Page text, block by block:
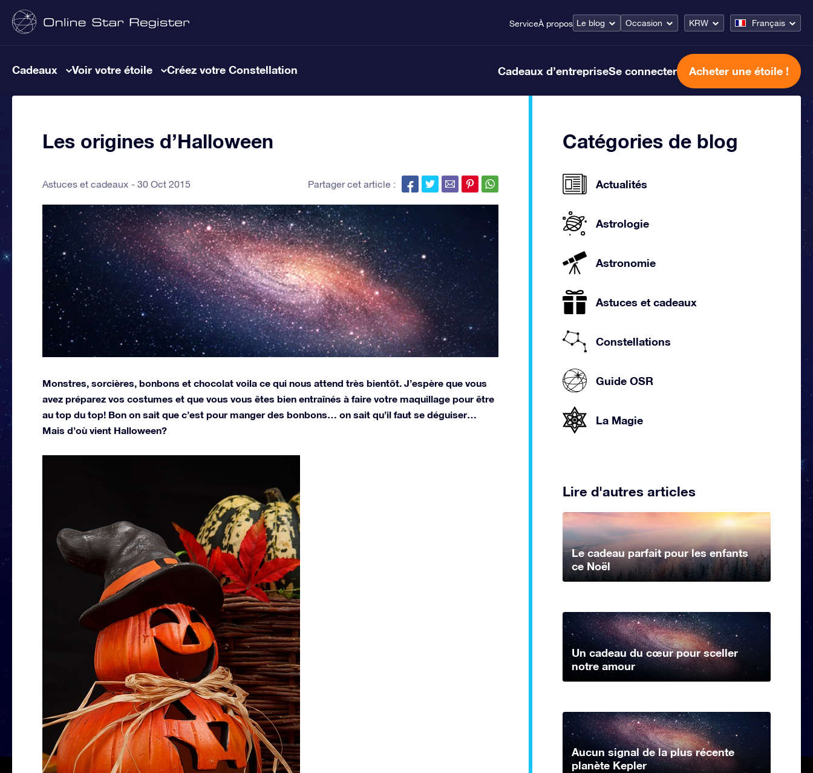
ServiceÀ propos Le blog Occasion KRW Français
Cadeaux Voir votre étoile Créez votre Constellation Cadeaux d’entrepriseSe connecter Acheter une étoile !
Les origines d’Halloween
Astuces et cadeaux 30 Oct 2015 Partager cet article :
Monstres, sorcières, bonbons et chocolat voila ce qui nous attend très bientôt. J’espère que vous
avez préparez vos costumes et que vous vous êtes bien entraînés à faire votre maquillage pour être
au top du top! Bon on sait que c’est pour manger des bonbons… on sait qu’il faut se déguiser…
Mais d’où vient Halloween?
Catégories de blog
Actualités
Astrologie
Astronomie
Astuces et cadeaux
Constellations
Guide OSR
La Magie
Lire d'autres articles
Le cadeau parfait pour les enfants
ce Noël
Un cadeau du cœur pour sceller
notre amour
Aucun signal de la plus récente
planète Kepler